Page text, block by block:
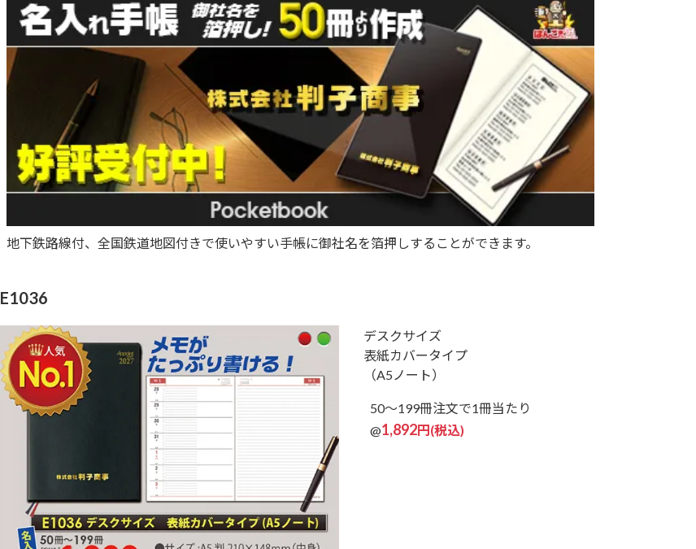
地下鉄路線付、全国鉄道地図付きで使いやすい手帳に御社名を箔押しすることができます。
E1036
デスクサイズ
表紙カバータイプ
（A5ノート）
50～199冊注文で1冊当たり
@1,892円(税込)